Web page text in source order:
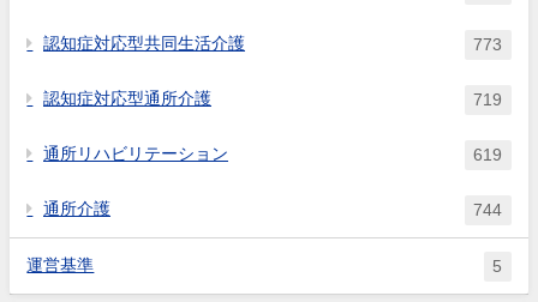
認知症対応型共同生活介護 773
認知症対応型通所介護 719
通所リハビリテーション 619
通所介護 744
運営基準 5